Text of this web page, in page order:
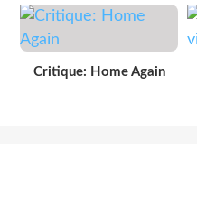
Critique: Home Again